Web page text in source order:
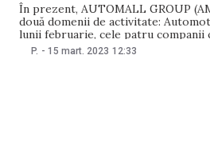
În prezent, AUTOMALL GROUP
două domenii de activitate:
lunii februarie, cele patru companii
domeniul automotive al AMG au
P. - 15 mart. 2023 12:33